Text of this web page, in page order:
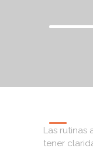
Las rutinas
tener